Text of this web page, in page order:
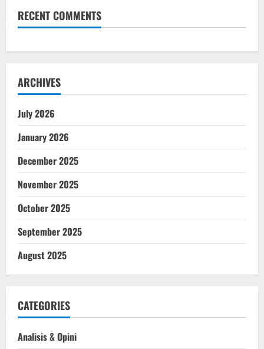
RECENT COMMENTS
ARCHIVES
July 2026
January 2026
December 2025
November 2025
October 2025
September 2025
August 2025
CATEGORIES
Analisis & Opini